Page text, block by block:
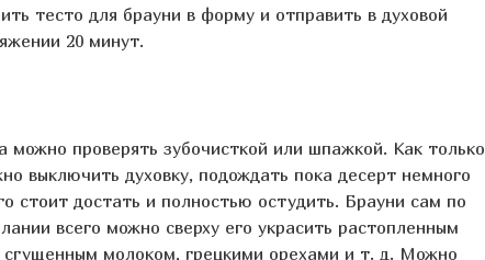
тесто для брауни в форму и отправить в духовой
20 минут.
можно проверять зубочисткой или шпажкой. Как только
выключить духовку, подождать пока десерт немного
стоит достать и полностью остудить. Брауни сам по
всего можно сверху его украсить растопленным
молоком, грецкими орехами и т. д. Можно